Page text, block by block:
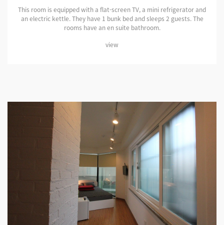
This room is equipped with a flat-screen TV, a mini refrigerator and
an electric kettle. They have 1 bunk bed and sleeps 2 guests. The
rooms have an en suite bathroom.
view